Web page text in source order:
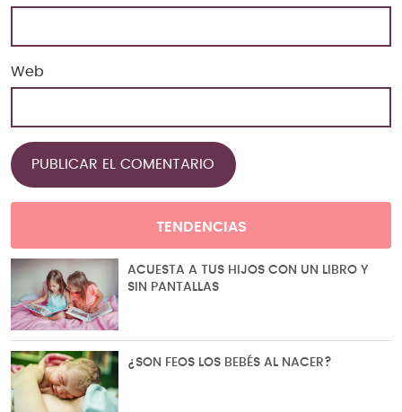
Web
TENDENCIAS
ACUESTA A TUS HIJOS CON UN LIBRO Y
SIN PANTALLAS
¿SON FEOS LOS BEBÉS AL NACER?